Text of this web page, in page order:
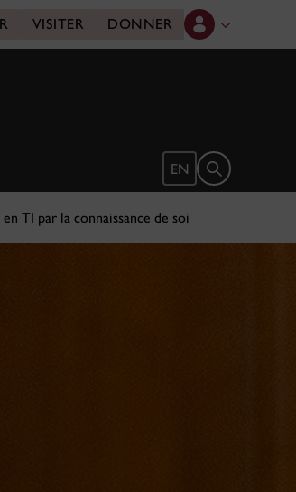
VISITER DONNER
EN Ouvrir le
TI par la connaissance de soi